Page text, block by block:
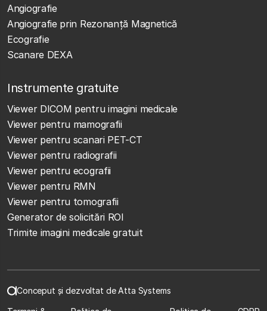
Angiografie
Angiografie prin Rezonanță Magnetică
Ecografie
Scanare DEXA
Instrumente gratuite
Viewer DICOM pentru imagini medicale
Viewer pentru mamografii
Viewer pentru scanari PET-CT
Viewer pentru radiografii
Viewer pentru ecografii
Viewer pentru RMN
Viewer pentru tomografii
Generator de solicitări ROI
Trimite imagini medicale gratuit
Conceput și dezvoltat de Atta Systems